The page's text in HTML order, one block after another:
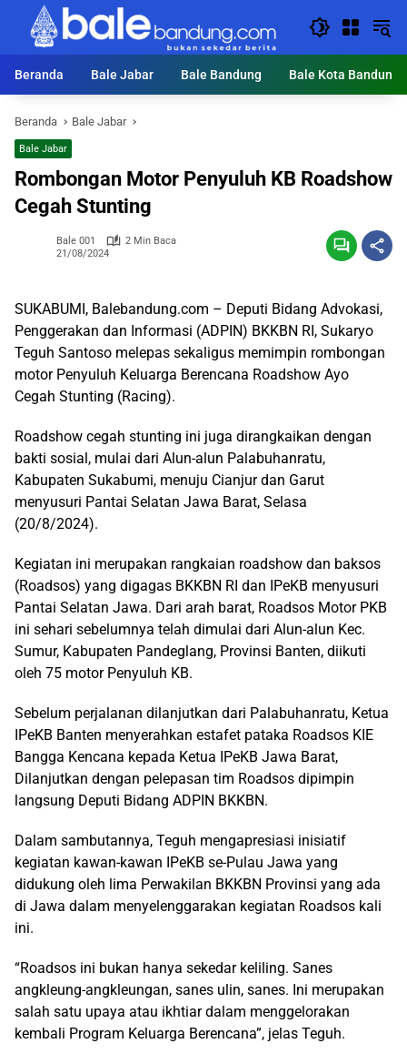
Langsung
konten
Beranda
Bale Jabar Bale Bandung Bale Kota Bandung
Beranda Bale Jabar
Bale Jabar
Rombongan Motor Penyuluh KB Roadshow
Cegah Stunting
Bale 001
2 Min Baca
21/08/2024
SUKABUMI, Balebandung.com – Deputi Bidang Advokasi,
Penggerakan dan Informasi (ADPIN) BKKBN RI, Sukaryo
Teguh Santoso melepas sekaligus memimpin rombongan
motor Penyuluh Keluarga Berencana Roadshow Ayo
Cegah Stunting (Racing).
Roadshow cegah stunting ini juga dirangkaikan dengan
bakti sosial, mulai dari Alun-alun Palabuhanratu,
Kabupaten Sukabumi, menuju Cianjur dan Garut
menyusuri Pantai Selatan Jawa Barat, Selasa
(20/8/2024).
Kegiatan ini merupakan rangkaian roadshow dan baksos
(Roadsos) yang digagas BKKBN RI dan IPeKB menyusuri
Pantai Selatan Jawa. Dari arah barat, Roadsos Motor PKB
ini sehari sebelumnya telah dimulai dari Alun-alun Kec.
Sumur, Kabupaten Pandeglang, Provinsi Banten, diikuti
oleh 75 motor Penyuluh KB.
Sebelum perjalanan dilanjutkan dari Palabuhanratu, Ketua
IPeKB Banten menyerahkan estafet pataka Roadsos KIE
Bangga Kencana kepada Ketua IPeKB Jawa Barat,
Dilanjutkan dengan pelepasan tim Roadsos dipimpin
langsung Deputi Bidang ADPIN BKKBN.
Dalam sambutannya, Teguh mengapresiasi inisiatif
kegiatan kawan-kawan IPeKB se-Pulau Jawa yang
didukung oleh lima Perwakilan BKKBN Provinsi yang ada
di Jawa dalam menyelenggarakan kegiatan Roadsos kali
ini.
“Roadsos ini bukan hanya sekedar keliling. Sanes
angkleung-angkleungan, sanes ulin, sanes. Ini merupakan
salah satu upaya atau ikhtiar dalam menggelorakan
kembali Program Keluarga Berencana”, jelas Teguh.